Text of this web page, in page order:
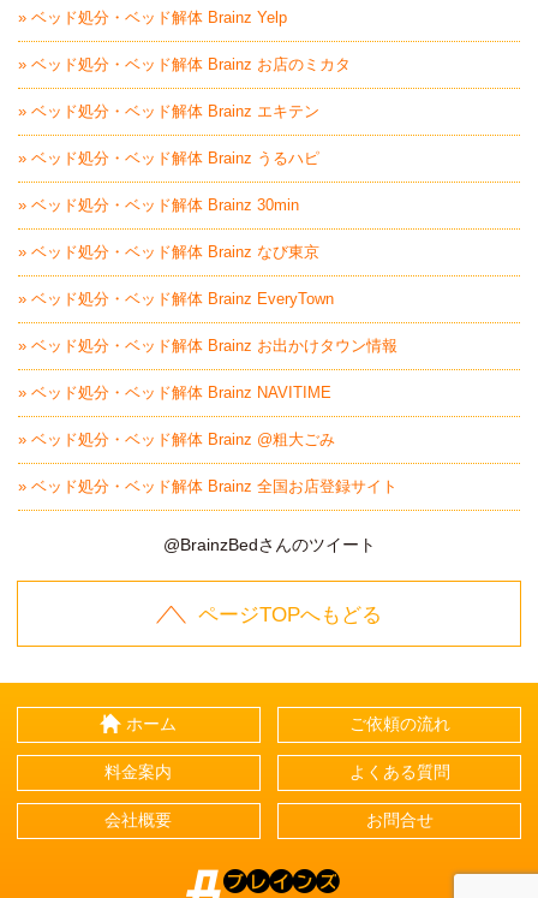
» ベッド処分・ベッド解体 Brainz Yelp
» ベッド処分・ベッド解体 Brainz お店のミカタ
» ベッド処分・ベッド解体 Brainz エキテン
» ベッド処分・ベッド解体 Brainz うるハピ
» ベッド処分・ベッド解体 Brainz 30min
» ベッド処分・ベッド解体 Brainz なび東京
» ベッド処分・ベッド解体 Brainz EveryTown
» ベッド処分・ベッド解体 Brainz お出かけタウン情報
» ベッド処分・ベッド解体 Brainz NAVITIME
» ベッド処分・ベッド解体 Brainz @粗大ごみ
» ベッド処分・ベッド解体 Brainz 全国お店登録サイト
@BrainzBedさんのツイート
ページTOPへもどる
ホーム ご依頼の流れ
料金案内 よくある質問
会社概要 お問合せ